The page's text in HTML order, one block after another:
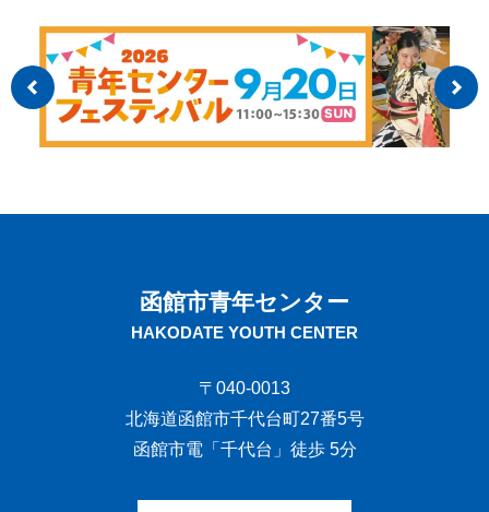
函館市青年センター
HAKODATE YOUTH CENTER
〒040-0013
北海道函館市千代台町27番5号
函館市電「千代台」徒歩 5分